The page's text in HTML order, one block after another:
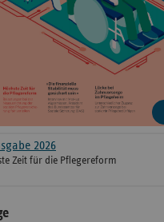
2026
Zeit für die Pflegereform